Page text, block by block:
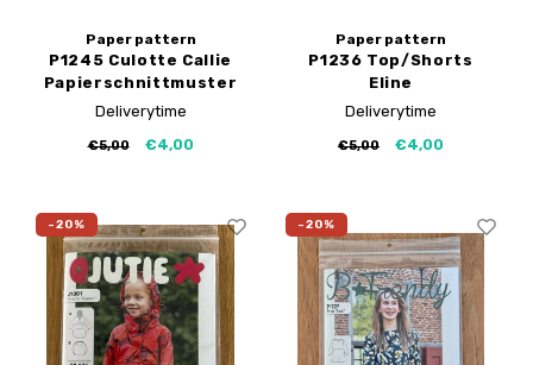
Paper pattern
P1245 Culotte Callie
Papierschnittmuster
Deliverytime
€5,00 €4,00
Paper pattern
P1236 Top/Shorts
Eline
Papierschnittmuster
Deliverytime
€5,00 €4,00
-20% -20%